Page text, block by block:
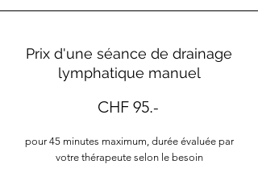
Prix d'une séance de drainage
lymphatique manuel
CHF 95.-
pour 45 minutes maximum, durée évaluée par
votre thérapeute selon le besoin